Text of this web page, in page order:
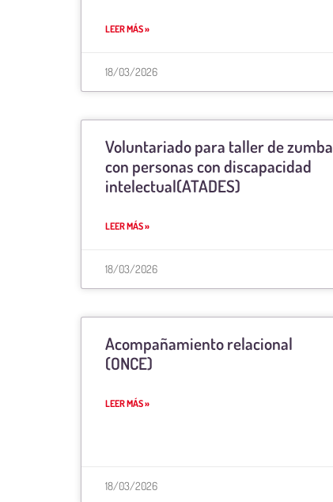
LEER MÁS »
18/03/2026
Voluntariado para taller de zumba
con personas con discapacidad
intelectual(ATADES)
LEER MÁS »
18/03/2026
Acompañamiento relacional
(ONCE)
LEER MÁS »
18/03/2026